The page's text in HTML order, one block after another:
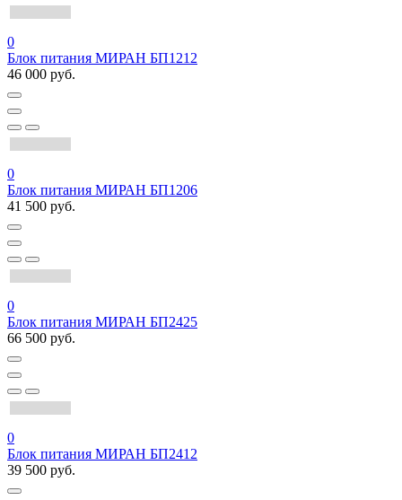
0
Блок питания МИРАН БП1212
46 000 руб.
0
Блок питания МИРАН БП1206
41 500 руб.
0
Блок питания МИРАН БП2425
66 500 руб.
0
Блок питания МИРАН БП2412
39 500 руб.